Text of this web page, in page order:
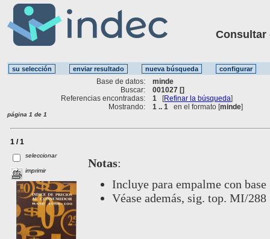
Consultar
Base de datos:
minde
Buscar:
001027 []
Referencias encontradas:
1 [Refinar la búsqueda]
Mostrando:
1 .. 1 en el formato [minde]
página 1 de 1
1 / 1
seleccionar
imprimir
Notas:
Incluye para empalme con
Véase además, sig. top. MI/288